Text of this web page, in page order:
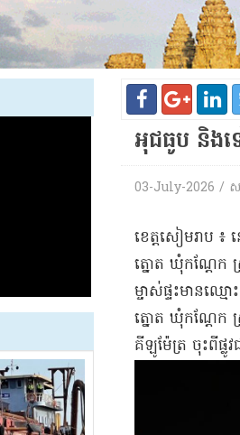
អុជ​ធូប និង​ទ
03-July-2026 / ស
ខេត្តសៀមរាប ៖
ត្នោត ឃុំ​ក​ណ្ដែ​ក
ម្ចាស់ផ្ទះ​មានឈ្
ត្នោត ឃុំ​ក​ណ្ដែ​ក
គីឡូម៉ែត្រ ចុះ​ពី​ផ្លូ